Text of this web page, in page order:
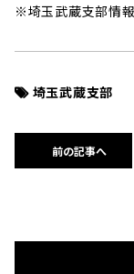
※埼玉武蔵支部情
埼玉武蔵支部
前の記事へ